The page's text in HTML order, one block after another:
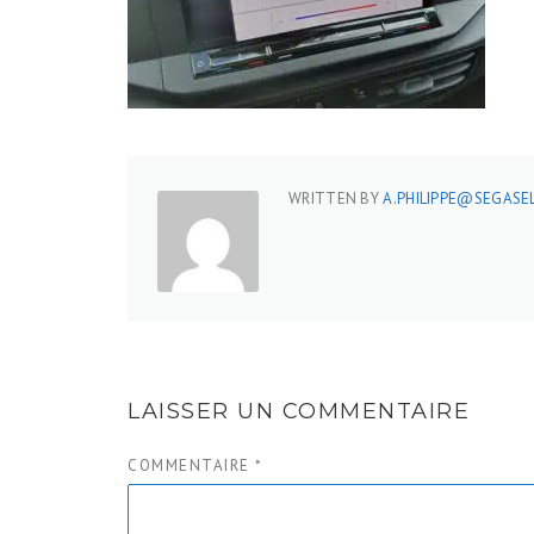
WRITTEN BY
LAISSER UN COMMENTAIRE
COMMENTAIRE *